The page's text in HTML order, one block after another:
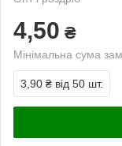
4,50 ₴
Мінімальна сума
3,90 ₴ від 50 шт.